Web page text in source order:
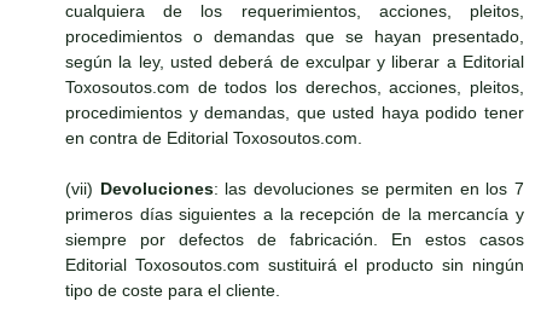
cualquiera de los requerimientos, acciones, pleitos,
procedimientos o demandas que se hayan presentado,
según la ley, usted deberá de exculpar y liberar a Editorial
Toxosoutos.com de todos los derechos, acciones, pleitos,
procedimientos y demandas, que usted haya podido tener
en contra de Editorial Toxosoutos.com.
(vii) Devoluciones: las devoluciones se permiten en los 7
primeros días siguientes a la recepción de la mercancía y
siempre por defectos de fabricación. En estos casos
Editorial Toxosoutos.com sustituirá el producto sin ningún
tipo de coste para el cliente.